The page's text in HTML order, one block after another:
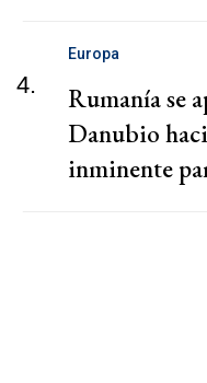
4.
Europa
Rumanía se
Danubio
inminente